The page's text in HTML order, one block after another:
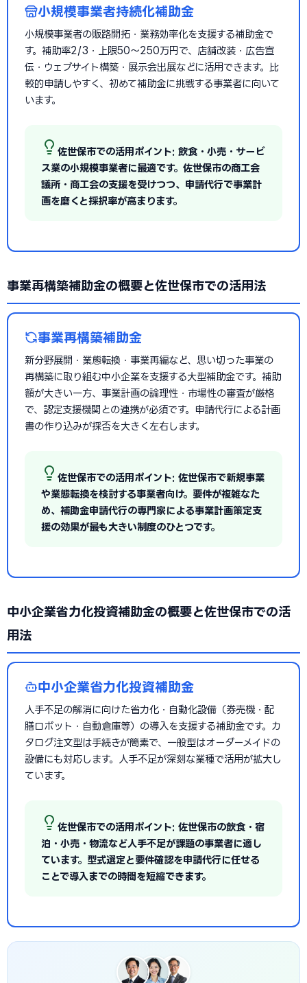
小規模事業者持続化補助金
小規模事業者の販路開拓・業務効率化を支援する補助金で
す。補助率2/3・上限50〜250万円で、店舗改装・広告宣
伝・ウェブサイト構築・展示会出展などに活用できます。比
較的申請しやすく、初めて補助金に挑戦する事業者に向いて
います。
佐世保市での活用ポイント: 飲食・小売・サービ
ス業の小規模事業者に最適です。佐世保市の商工会
議所・商工会の支援を受けつつ、申請代行で事業計
画を磨くと採択率が高まります。
事業再構築補助金の概要と佐世保市での活用法
事業再構築補助金
新分野展開・業態転換・事業再編など、思い切った事業の
再構築に取り組む中小企業を支援する大型補助金です。補助
額が大きい一方、事業計画の論理性・市場性の審査が厳格
で、認定支援機関との連携が必須です。申請代行による計画
書の作り込みが採否を大きく左右します。
佐世保市での活用ポイント: 佐世保市で新規事業
や業態転換を検討する事業者向け。要件が複雑なた
め、補助金申請代行の専門家による事業計画策定支
援の効果が最も大きい制度のひとつです。
中小企業省力化投資補助金の概要と佐世保市での活
用法
中小企業省力化投資補助金
人手不足の解消に向けた省力化・自動化設備（券売機・配
膳ロボット・自動倉庫等）の導入を支援する補助金です。カ
タログ注文型は手続きが簡素で、一般型はオーダーメイドの
設備にも対応します。人手不足が深刻な業種で活用が拡大し
ています。
佐世保市での活用ポイント: 佐世保市の飲食・宿
泊・小売・物流など人手不足が課題の事業者に適し
ています。型式選定と要件確認を申請代行に任せる
ことで導入までの時間を短縮できます。